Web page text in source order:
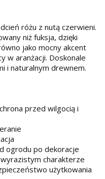
różu z nutą czerwieni.
niż fuksja, dzięki
jako mocny akcent
w aranżacji. Doskonale
i naturalnym drewnem.
przed wilgocią i
ogrodu po dekoracje
charakterze
użytkowania